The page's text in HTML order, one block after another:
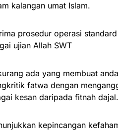
kalangan umat Islam.
prosedur operasi
ujian Allah SWT
ada yang membuat
fatwa dengan
kesan daripada fitnah dajal.
kepincangan